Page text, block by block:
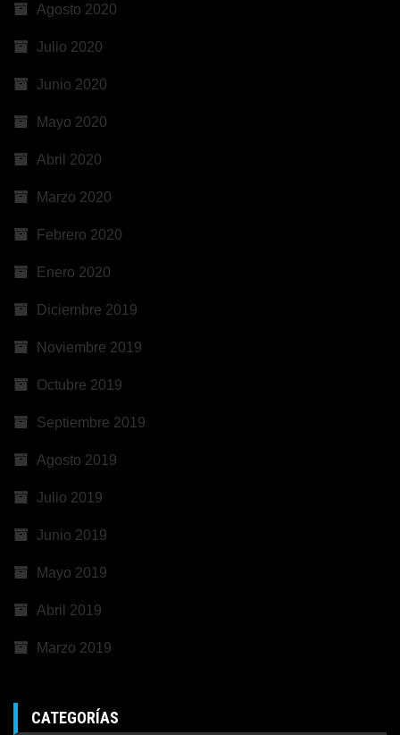
Agosto 2020
Julio 2020
Junio 2020
Mayo 2020
Abril 2020
Marzo 2020
Febrero 2020
Enero 2020
Diciembre 2019
Noviembre 2019
Octubre 2019
Septiembre 2019
Agosto 2019
Julio 2019
Junio 2019
Mayo 2019
Abril 2019
Marzo 2019
CATEGORÍAS